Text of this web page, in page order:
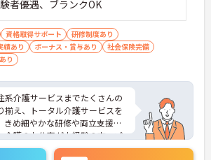
め、自分のペースで段階的に
者優遇、ブランクOK
資格取得サポート
研修制度あり
績あり
ボーナス・賞与あり
社会保険完備
り
系介護サービスまでたくさんの
揃え、トータル介護サービスを
きめ細やかな研修や両立支援の
介護のお仕事が未経験の方、ブ
育て中の方も安心して働ける環